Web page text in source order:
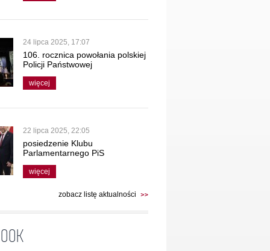
24 lipca 2025, 17:07
106. rocznica powołania polskiej
Policji Państwowej
więcej
22 lipca 2025, 22:05
posiedzenie Klubu
Parlamentarnego PiS
więcej
zobacz listę aktualności